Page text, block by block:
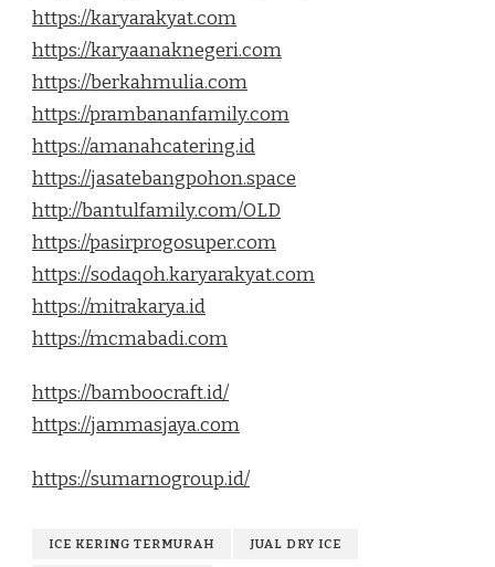
https://karyarakyat.com
https://karyaanaknegeri.com
https://berkahmulia.com
https://prambananfamily.com
https://amanahcatering.id
https://jasatebangpohon.space
http://bantulfamily.com/OLD
https://pasirprogosuper.com
https://sodaqoh.karyarakyat.com
https://mitrakarya.id
https://mcmabadi.com
https://bamboocraft.id/
https://jammasjaya.com
https://sumarnogroup.id/
ICE KERING TERMURAH JUAL DRY ICE